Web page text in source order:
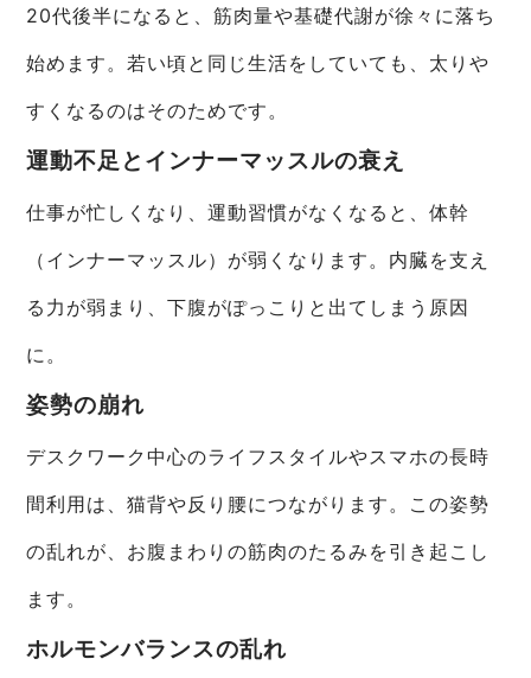
20代後半になると、筋肉量や基礎代謝が徐々に落ち
始めます。若い頃と同じ生活をしていても、太りや
すくなるのはそのためです。
運動不足とインナーマッスルの衰え
仕事が忙しくなり、運動習慣がなくなると、体幹
（インナーマッスル）が弱くなります。内臓を支え
る力が弱まり、下腹がぽっこりと出てしまう原因
に。
姿勢の崩れ
デスクワーク中心のライフスタイルやスマホの長時
間利用は、猫背や反り腰につながります。この姿勢
の乱れが、お腹まわりの筋肉のたるみを引き起こし
ます。
ホルモンバランスの乱れ